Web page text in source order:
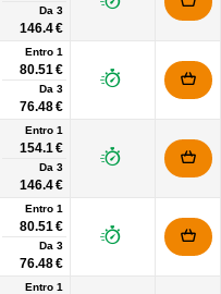
Da 3
146.4 €
Entro 1
80.51 €
Da 3
76.48 €
Entro 1
154.1 €
Da 3
146.4 €
Entro 1
80.51 €
Da 3
76.48 €
Entro 1